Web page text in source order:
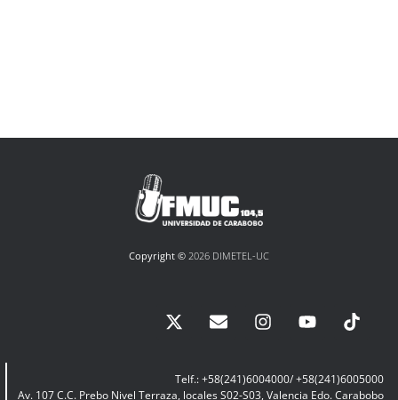
Copyright © 2026 DIMETEL-UC
Telf.: +58(241)6004000/ +58(241)6005000
Av. 107 C.C. Prebo Nivel Terraza, locales S02-S03, Valencia Edo. Carabobo